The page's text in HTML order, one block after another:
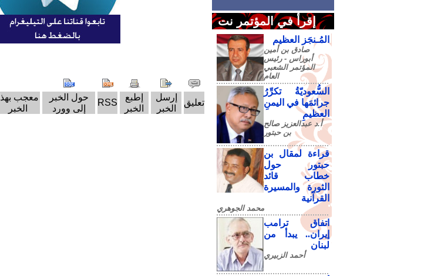
إقرأ في المؤتمر نت
المُـنجَز العظيم
صادق‮ ‬بن‮ ‬أمين‮
‬أبوراس - رئيس‮
‬المؤتمر‮ ‬الشعبي‮
‬العام
السُّعوديّةُ تكرِّرُ
جرائمَها في اليمنِ
العظيمِ
أ.د عبدالعزيز صالح
بن حبتور
قراءة لمقال بن
حبتور حول
خطاب قائد
الثورة والمسيرة
القرآنية
محمد الجوهري
اتفاق ترامب
إيران.. يبدأ من
لبنان
أحمد الزبيري
تعليق
إرسل
الخبر
إطبع
الخبر
RSS
حول الخبر
إلى وورد
معجب بهذا
الخبر